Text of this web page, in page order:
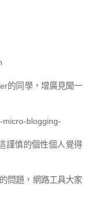
的同學，增廣見聞一
micro-blogging-
謹慎的個性個人覺得
問題，網路工具大家